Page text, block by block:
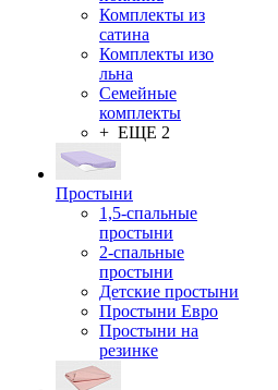
Комплекты из
сатина
Комплекты изо
льна
Семейные
комплекты
+ ЕЩЕ 2
Простыни
1,5-спальные
простыни
2-спальные
простыни
Детские простыни
Простыни Евро
Простыни на
резинке